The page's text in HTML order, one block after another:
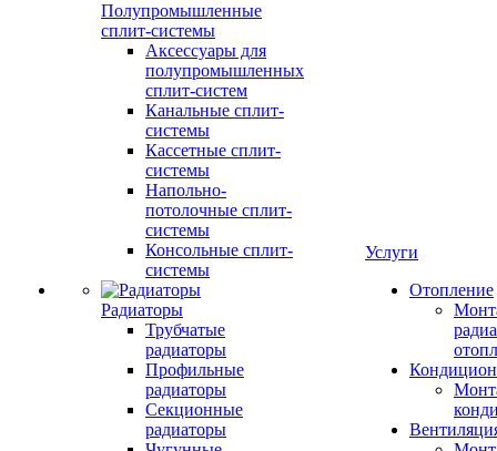
Полупромышленные
сплит-системы
Аксессуары для
полупромышленных
сплит-систем
Канальные сплит-
системы
Кассетные сплит-
системы
Напольно-
потолочные сплит-
системы
Консольные сплит-
системы
Радиаторы
Трубчатые
радиаторы
Профильные
радиаторы
Секционные
радиаторы
Услуги
Отопление